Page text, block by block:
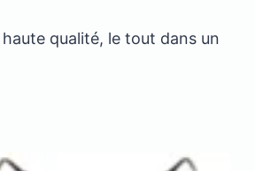
qualité, le tout dans un